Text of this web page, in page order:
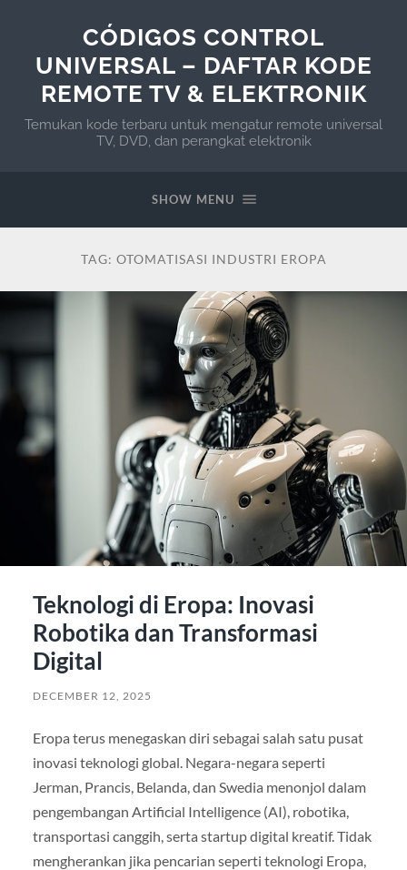
CÓDIGOS CONTROL
UNIVERSAL – DAFTAR KODE
REMOTE TV & ELEKTRONIK
Temukan kode terbaru untuk mengatur remote universal
TV, DVD, dan perangkat elektronik
SHOW MENU
TAG: OTOMATISASI INDUSTRI EROPA
Teknologi di Eropa: Inovasi
Robotika dan Transformasi
Digital
DECEMBER 12, 2025
Eropa terus menegaskan diri sebagai salah satu pusat
inovasi teknologi global. Negara-negara seperti
Jerman, Prancis, Belanda, dan Swedia menonjol dalam
pengembangan Artificial Intelligence (AI), robotika,
transportasi canggih, serta startup digital kreatif. Tidak
mengherankan jika pencarian seperti teknologi Eropa,